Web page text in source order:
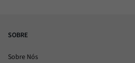
SOBRE
Sobre Nós